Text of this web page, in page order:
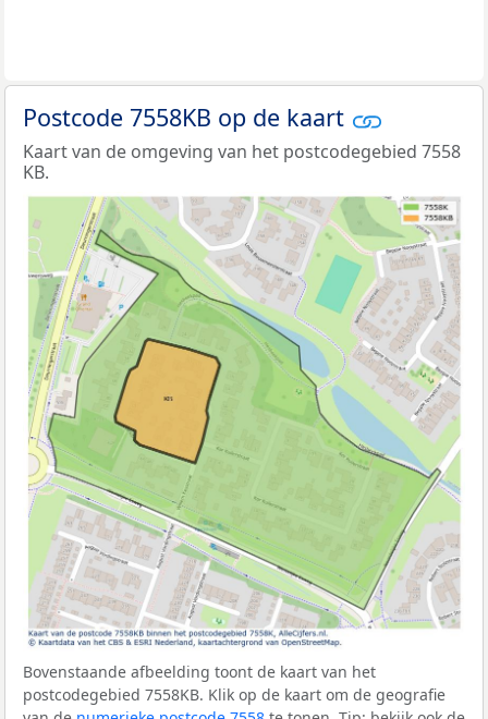
Postcode 7558KB op de kaart
Kaart van de omgeving van het postcodegebied 7558
KB.
Bovenstaande afbeelding toont de kaart van het
postcodegebied 7558KB. Klik op de kaart om de geografie